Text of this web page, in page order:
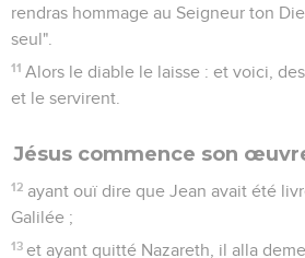
deux frères, Simon appelé Pierre, et
jetaient un filet dans la mer, car ils
19 et il leur dit : Venez après moi, et je
d'hommes.
21 Et, passant de là plus avant, il vit
Jacques le fils de Zébédée, et Jean
avec Zébédée leur père,
appela ;